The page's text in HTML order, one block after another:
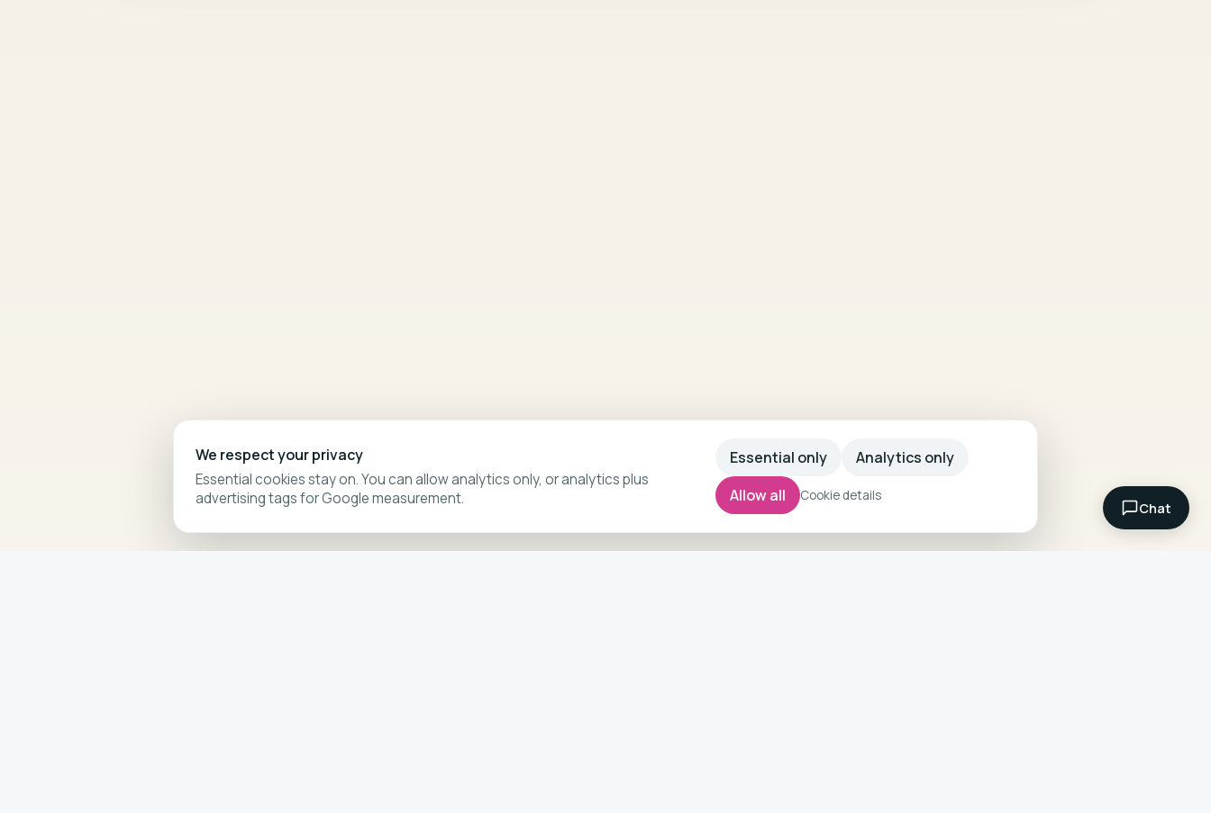
We respect your privacy
Essential cookies stay on. You can allow analytics only, or analytics plus
advertising tags for Google measurement.
Essential only
Analytics only
Allow all
Cookie details
Chat